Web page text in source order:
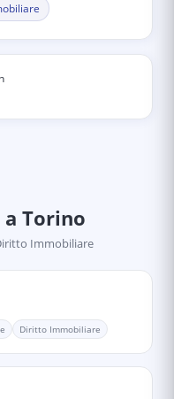
a Torino
Immobiliare
Diritto Immobiliare